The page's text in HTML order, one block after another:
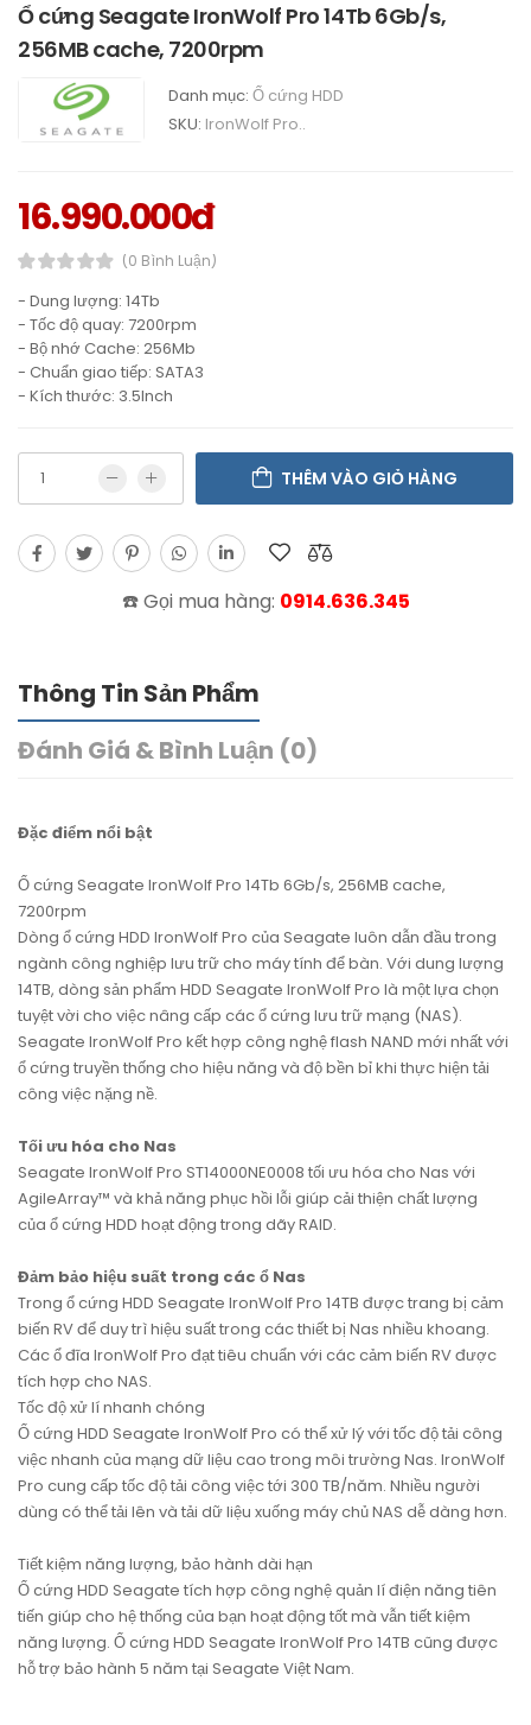
Ổ cứng Seagate IronWolf Pro 14Tb 6Gb/s,
256MB cache, 7200rpm
Danh mục: Ổ cứng HDD
SKU: IronWolf Pro..
16.990.000đ
(0 Bình Luận)
- Dung lượng: 14Tb
- Tốc độ quay: 7200rpm
- Bộ nhớ Cache: 256Mb
- Chuẩn giao tiếp: SATA3
- Kích thước: 3.5Inch
THÊM VÀO GIỎ HÀNG
☎️ Gọi mua hàng: 0914.636.345
Thông Tin Sản Phẩm
Đánh Giá & Bình Luận (0)
Đặc điểm nổi bật
Ổ cứng Seagate IronWolf Pro 14Tb 6Gb/s, 256MB cache,
7200rpm
Dòng ổ cứng HDD IronWolf Pro của Seagate luôn dẫn đầu trong
ngành công nghiệp lưu trữ cho máy tính để bàn. Với dung lượng
14TB, dòng sản phẩm HDD Seagate IronWolf Pro là một lựa chọn
tuyệt vời cho việc nâng cấp các ổ cứng lưu trữ mạng (NAS).
Seagate IronWolf Pro kết hợp công nghệ flash NAND mới nhất với
ổ cứng truyền thống cho hiệu năng và độ bền bỉ khi thực hiện tải
công việc nặng nề.
Tối ưu hóa cho Nas
Seagate IronWolf Pro ST14000NE0008 tối ưu hóa cho Nas với
AgileArray™ và khả năng phục hồi lỗi giúp cải thiện chất lượng
của ổ cứng HDD hoạt động trong dãy RAID.
Đảm bảo hiệu suất trong các ổ Nas
Trong ổ cứng HDD Seagate IronWolf Pro 14TB được trang bị cảm
biến RV để duy trì hiệu suất trong các thiết bị Nas nhiều khoang.
Các ổ đĩa IronWolf Pro đạt tiêu chuẩn với các cảm biến RV được
tích hợp cho NAS.
Tốc độ xử lí nhanh chóng
Ổ cứng HDD Seagate IronWolf Pro có thể xử lý với tốc độ tải công
việc nhanh của mạng dữ liệu cao trong môi trường Nas. IronWolf
Pro cung cấp tốc độ tải công việc tới 300 TB/năm. Nhiều người
dùng có thể tải lên và tải dữ liệu xuống máy chủ NAS dễ dàng hơn.
Tiết kiệm năng lượng, bảo hành dài hạn
Ổ cứng HDD Seagate tích hợp công nghệ quản lí điện năng tiên
tiến giúp cho hệ thống của bạn hoạt động tốt mà vẫn tiết kiệm
năng lượng. Ổ cứng HDD Seagate IronWolf Pro 14TB cũng được
hỗ trợ bảo hành 5 năm tại Seagate Việt Nam.